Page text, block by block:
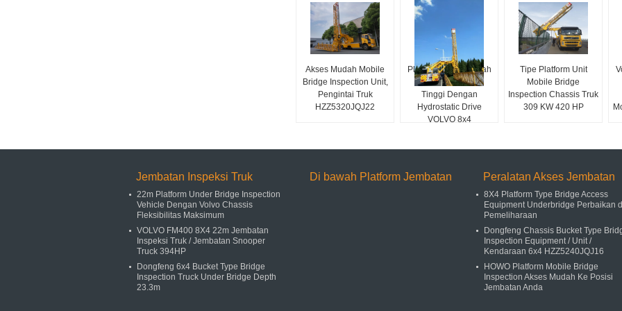
Akses Mudah Mobile
Bridge Inspection Unit,
Pengintai Truk
HZZ5320JQJ22
Platform Akses Bawah
Jembatan Efisien
Tinggi Dengan
Hydrostatic Drive
VOLVO 8x4
Tipe Platform Unit
Mobile Bridge
Inspection Chassis Truk
309 KW 420 HP
Jembatan Inspeksi Truk
22m Platform Under Bridge Inspection
Vehicle Dengan Volvo Chassis
Fleksibilitas Maksimum
VOLVO FM400 8X4 22m Jembatan
Inspeksi Truk / Jembatan Snooper
Truck 394HP
Dongfeng 6x4 Bucket Type Bridge
Inspection Truck Under Bridge Depth
23.3m
Di bawah Platform Jembatan Peralatan Akses Jembatan
8X4 Platform Type Bridge Access
Equipment Underbridge Perbaikan
Pemeliharaan
Dongfeng Chassis Bucket Type
Inspection Equipment / Unit /
Kendaraan 6x4 HZZ5240JQJ16
HOWO Platform Mobile Bridge
Inspection Akses Mudah Ke Posisi
Jembatan Anda